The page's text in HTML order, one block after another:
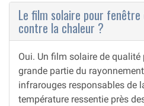
Le film solaire pour
contre la chaleur ?
Oui. Un film solaire de
grande partie du
infrarouges responsables de
température ressentie près